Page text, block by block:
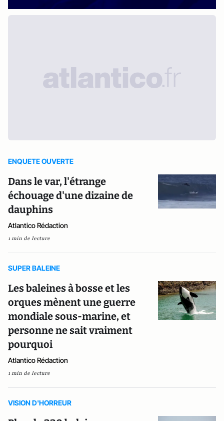
ENQUETE OUVERTE
Dans le var, l'étrange
échouage d'une dizaine de
dauphins
Atlantico Rédaction
1 min de lecture
SUPER BALEINE
Les baleines à bosse et les
orques mènent une guerre
mondiale sous-marine, et
personne ne sait vraiment
pourquoi
Atlantico Rédaction
1 min de lecture
VISION D'HORREUR